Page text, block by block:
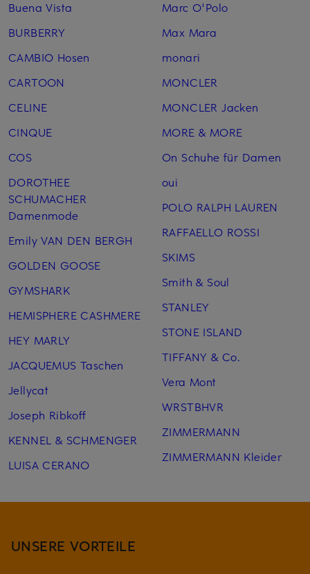
Buena Vista
BURBERRY
CAMBIO Hosen
CARTOON
CELINE
CINQUE
COS
DOROTHEE
SCHUMACHER
Damenmode
Emily VAN DEN BERGH
GOLDEN GOOSE
GYMSHARK
HEMISPHERE CASHMERE
HEY MARLY
JACQUEMUS Taschen
Jellycat
Joseph Ribkoff
KENNEL & SCHMENGER
LUISA CERANO
Marc O'Polo
Max Mara
monari
MONCLER
MONCLER Jacken
MORE & MORE
On Schuhe für Damen
oui
POLO RALPH LAUREN
RAFFAELLO ROSSI
SKIMS
Smith & Soul
STANLEY
STONE ISLAND
TIFFANY & Co.
Vera Mont
WRSTBHVR
ZIMMERMANN
ZIMMERMANN Kleider
UNSERE VORTEILE